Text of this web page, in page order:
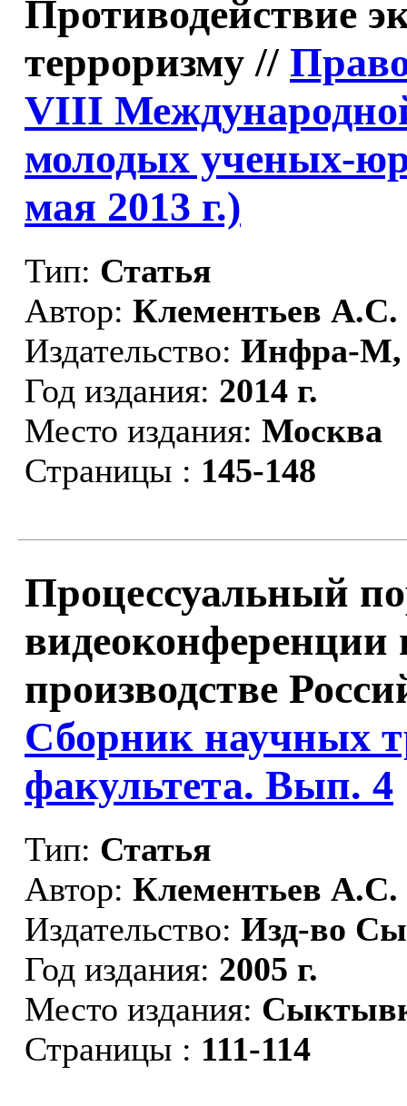
Противодействие
терроризму //
VIII
молодых ученых-
мая 2013 г.)
Тип: Статья
Автор: Клементьев А.С.
Издательство: Инфра-
Год издания: 2014 г.
Место издания: Москва
Страницы : 145-148
Процессуальный
видеоконференции
производстве
Сборник научных
факультета. Вып. 4
Тип: Статья
Автор: Клементьев А.С.
Издательство: Изд-во
Год издания: 2005 г.
Место издания:
Страницы : 111-114